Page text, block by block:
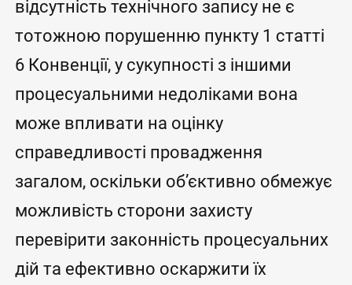
відсутність технічного запису не є
тотожною порушенню пункту 1 статті
6 Конвенції, у сукупності з іншими
процесуальними недоліками вона
може впливати на оцінку
справедливості провадження
загалом, оскільки об’єктивно обмежує
можливість сторони захисту
перевірити законність процесуальних
дій та ефективно оскаржити їх